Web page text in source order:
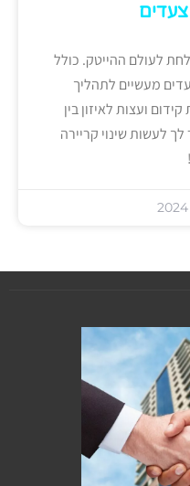
לעולם ההייטק. כולל
מעשיים לתהליך
ועצות לאיזון בין
לעשות שינוי קריירה